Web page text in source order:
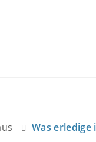
Was erledige